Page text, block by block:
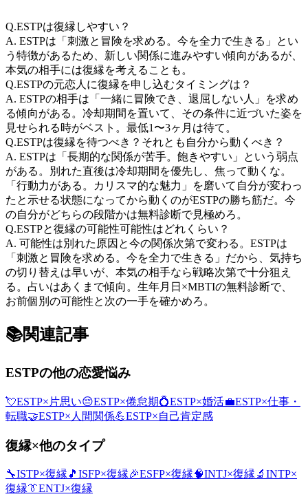
Q.ESTPは復縁しやすい？
A. ESTPは「刺激と冒険を求める。今を全力で生きる」とい
う特徴があるため、新しい関係に進みやすい傾向があるが、
本気の相手には復縁を考えることも。
Q.ESTPの元恋人に復縁を申し込むタイミングは？
A. ESTPの相手は「一緒に冒険でき、退屈しない人」を求め
る傾向がある。冷却期間を置いて、その条件に近づいた姿を
見せられる時がベスト。最低1〜3ヶ月は待て。
Q.ESTPは復縁を待つべき？それとも自分から動くべき？
A. ESTPは「長期的な関係が苦手。飽きやすい」という弱点
がある。別れた直後は冷却期間を優先し、焦って動くな。
「行動力がある。カリスマ的な魅力」を磨いて自分が変わっ
たと示せる状態になってから動くのがESTPの勝ち筋だ。今
の自分がどちらの段階かは無料診断で見極めろ。
Q.ESTPと復縁の可能性可能性はどれくらい？
A. 可能性は別れた原因と今の関係次第で変わる。ESTPは
「刺激と冒険を求める。今を全力で生きる」だから、気持ち
の切り替えは早いが、本気の相手なら戦略次第で十分狙え
る。占いはあくまで傾向。生年月日×MBTIの無料診断で、
お前個別の可能性と次の一手を確かめろ。
📚関連記事
ESTPの他の恋愛悩み
💘ESTP× 片思い😔ESTP×倦怠期💍ESTP×婚活💼ESTP×仕事・
転職🤝ESTP× 人間関係💪ESTP×自己肯定感
復縁×他のタイプ
🔧ISTP×復縁🎵 ISFP×復縁🎉ESFP×復縁🧠INTJ×復縁🔬 INTP×
復縁👔ENTJ×復縁